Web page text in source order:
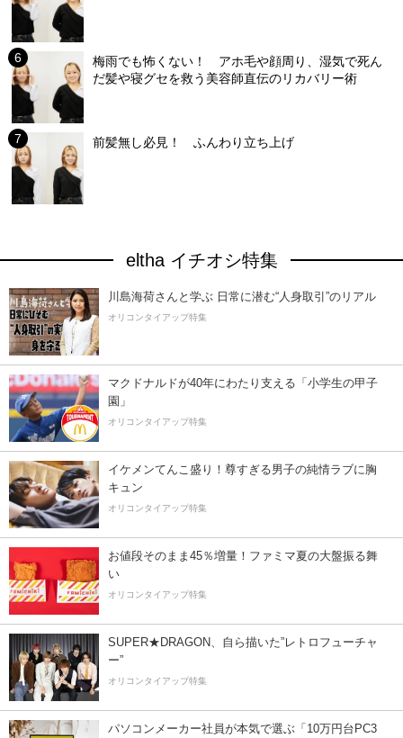
梅雨でも怖くない！ アホ毛や顔周り、湿気で死ん
だ髪や寝グセを救う美容師直伝のリカバリー術
前髪無し必見！ ふんわり立ち上げ
eltha イチオシ特集
川島海荷さんと学ぶ 日常に潜む“人身取引”のリアル
オリコンタイアップ特集
マクドナルドが40年にわたり支える「小学生の甲子
園」
オリコンタイアップ特集
イケメンてんこ盛り！尊すぎる男子の純情ラブに胸
キュン
オリコンタイアップ特集
お値段そのまま45％増量！ファミマ夏の大盤振る舞
い
オリコンタイアップ特集
SUPER★DRAGON、自ら描いた”レトロフューチャ
ー”
オリコンタイアップ特集
パソコンメーカー社員が本気で選ぶ「10万円台PC3